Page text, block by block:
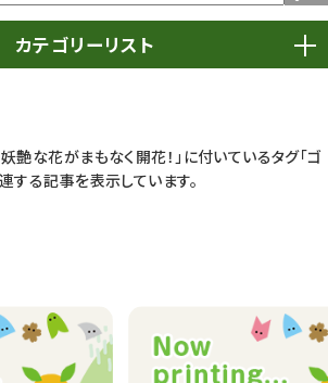
カテゴリーリスト
407
妖艶な花がまもなく開花！」に付いているタグ「ゴ
する記事を表示しています。